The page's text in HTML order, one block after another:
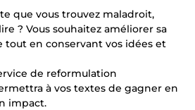
que vous trouvez maladroit,
? Vous souhaitez améliorer sa
en conservant vos idées et
de reformulation
à vos textes de gagner en
impact.